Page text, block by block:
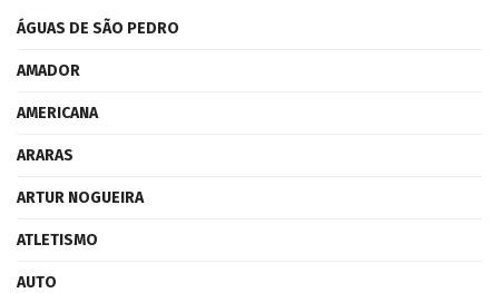
ÁGUAS DE SÃO PEDRO
AMADOR
AMERICANA
ARARAS
ARTUR NOGUEIRA
ATLETISMO
AUTO